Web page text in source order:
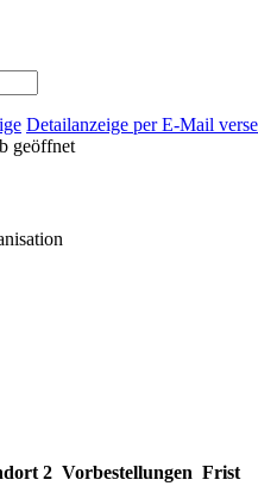
Detailanzeige per E-Mail
geöffnet
2 Vorbestellungen Frist